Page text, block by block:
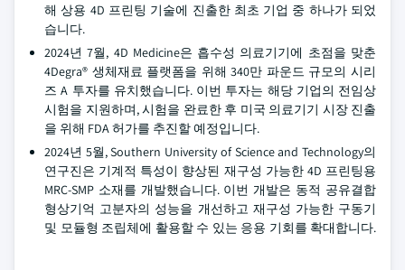
해 상용 4D 프린팅 기술에 진출한 최초 기업 중 하나가 되었
습니다.
2024년 7월, 4D Medicine은 흡수성 의료기기에 초점을 맞춘
4Degra® 생체재료 플랫폼을 위해 340만 파운드 규모의 시리
즈 A 투자를 유치했습니다. 이번 투자는 해당 기업의 전임상
시험을 지원하며, 시험을 완료한 후 미국 의료기기 시장 진출
을 위해 FDA 허가를 추진할 예정입니다.
2024년 5월, Southern University of Science and Technology의
연구진은 기계적 특성이 향상된 재구성 가능한 4D 프린팅용
MRC-SMP 소재를 개발했습니다. 이번 개발은 동적 공유결합
형상기억 고분자의 성능을 개선하고 재구성 가능한 구동기
및 모듈형 조립체에 활용할 수 있는 응용 기회를 확대합니다.